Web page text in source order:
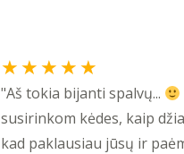
★ ★ ★ ★ ★
5
out
of
"Aš tokia bijanti spalvų...
susirinkom kėdes, kaip
kad paklausiau jūsų ir